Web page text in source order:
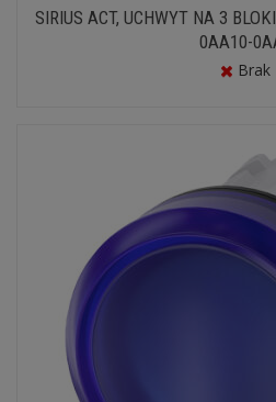
SIRIUS ACT, UCHWYT NA 3
0AA10-
Brak